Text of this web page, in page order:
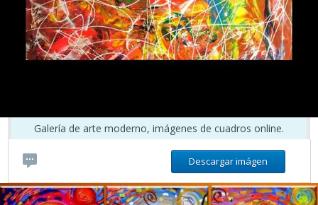
Galería de arte moderno, imágenes de cuadros online.
Descargar imágen